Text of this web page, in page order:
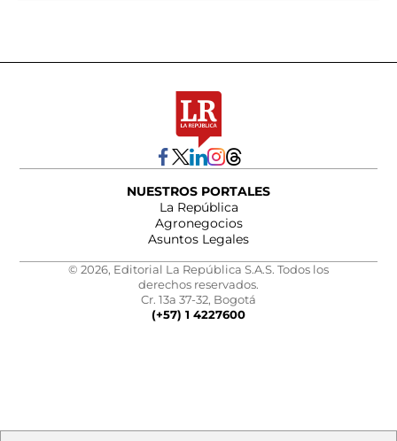
NUESTROS PORTALES
La República
Agronegocios
Asuntos Legales
© 2026, Editorial La República S.A.S. Todos los
derechos reservados.
Cr. 13a 37-32, Bogotá
(+57) 1 4227600